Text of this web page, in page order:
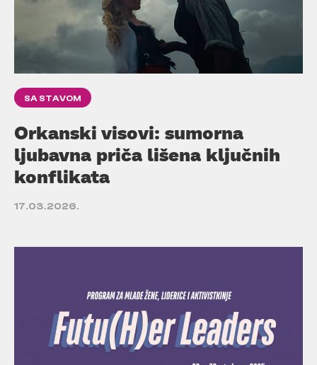
SA STAVOM
Orkanski visovi: sumorna
ljubavna priča lišena ključnih
konflikata
17.03.2026.